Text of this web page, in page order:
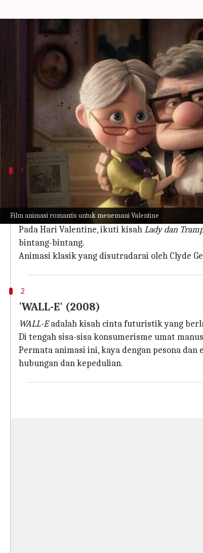
Film animasi romantis untuk menemani Valentine
'Up,' 'Elemental': Film
Handoko
Apa ceritanya
Sederet film animasi yang telah kami
memercikkan sedikit kelucuan, sedikit
Bersiaplah untuk memulai pesta animasi
1
'Lady and the Tramp' (1955)
Film romantis musikalLady and the Tramp
periang.
Pada Hari Valentine, ikuti kisahLady dan
bintang-bintang.
Animasi klasik yang disutradarai oleh Clyde
2
'WALL-E' (2008)
WALL-Eadalah kisah cinta futuristik yang
Di tengah sisa-sisa konsumerisme umat
Permata animasi ini, kaya dengan pesona
hubungan dan kepedulian.